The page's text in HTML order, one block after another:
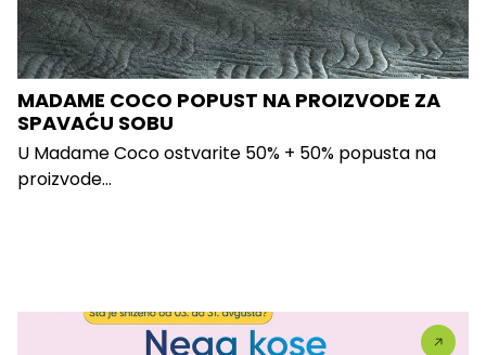
MADAME COCO POPUST NA PROIZVODE ZA
SPAVAĆU SOBU
U Madame Coco ostvarite 50% + 50% popusta na
proizvode...